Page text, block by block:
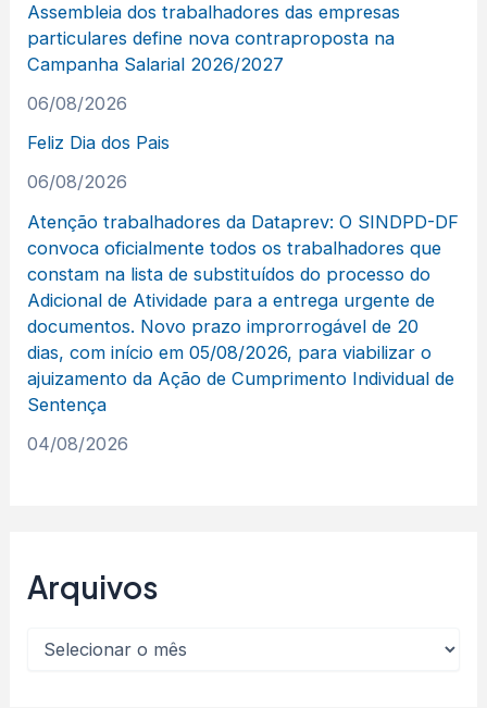
Assembleia dos trabalhadores das empresas
particulares define nova contraproposta na
Campanha Salarial 2026/2027
06/08/2026
Feliz Dia dos Pais
06/08/2026
Atenção trabalhadores da Dataprev: O SINDPD-DF
convoca oficialmente todos os trabalhadores que
constam na lista de substituídos do processo do
Adicional de Atividade para a entrega urgente de
documentos. Novo prazo improrrogável de 20
dias, com início em 05/08/2026, para viabilizar o
ajuizamento da Ação de Cumprimento Individual de
Sentença
04/08/2026
Arquivos